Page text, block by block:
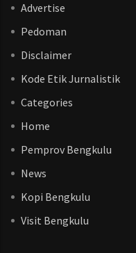
Advertise
Pedoman
Disclaimer
Kode Etik Jurnalistik
Categories
Home
Pemprov Bengkulu
News
Kopi Bengkulu
Visit Bengkulu